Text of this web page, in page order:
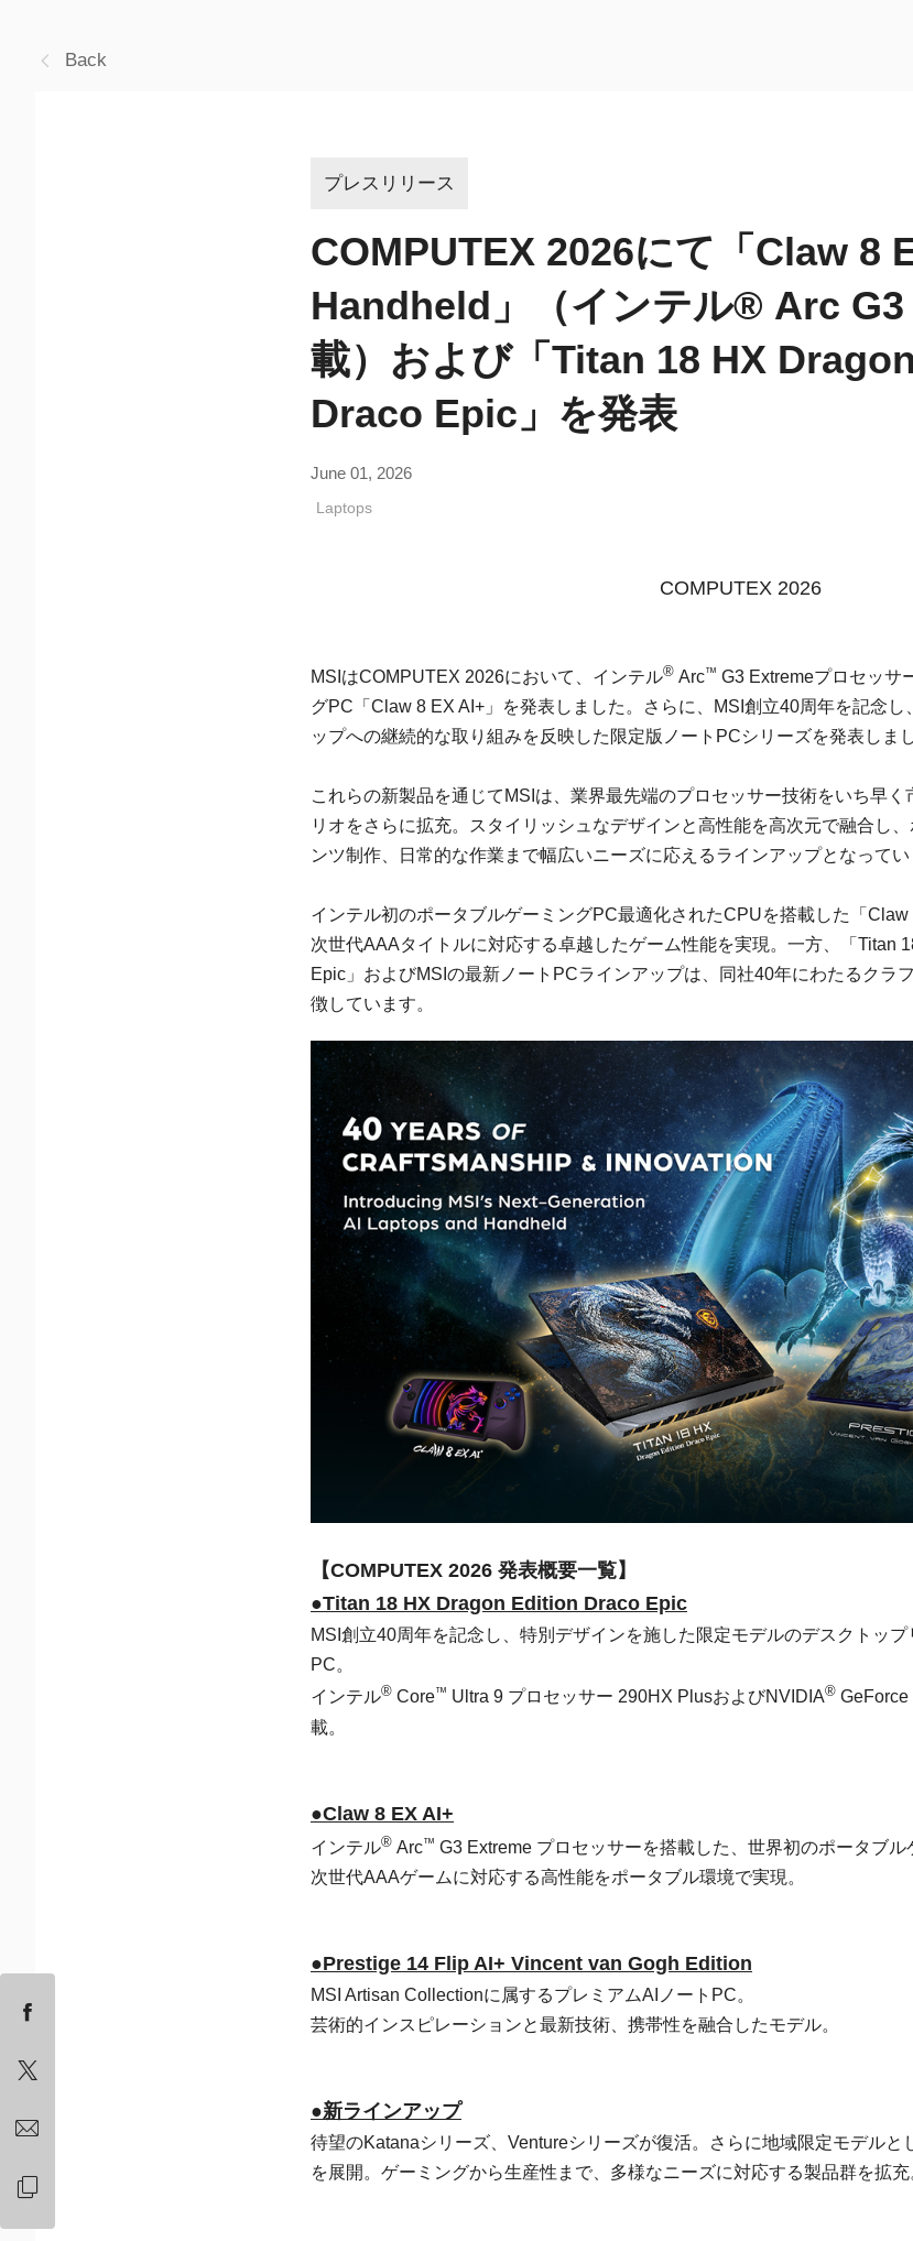
Back
プレスリリース
COMPUTEX 2026にて「Claw 8
Handheld」（インテル® Arc
載）および「Titan 18 HX
Draco Epic」を発表
June 01, 2026
Laptops
COMPUTEX 2026
MSIはCOMPUTEX 2026において、インテル® Arc™ G3 Extremeプロセッサ
グPC「Claw 8 EX AI+」を発表しました。さらに、MSI創立40周年を記念
ップへの継続的な取り組みを反映した限定版ノートPCシリーズを発表しまし
これらの新製品を通じてMSIは、業界最先端のプロセッサー技術をいち早
リオをさらに拡充。スタイリッシュなデザインと高性能を高次元で融合し
ンツ制作、日常的な作業まで幅広いニーズに応えるラインアップとなってい
インテル初のポータブルゲーミングPC最適化されたCPUを搭載した「
次世代AAAタイトルに対応する卓越したゲーム性能を実現。一方、「Titan
Epic」およびMSIの最新ノートPCラインアップは、同社40年にわたるクラ
徴しています。
【COMPUTEX 2026 発表概要一覧】
●Titan 18 HX Dragon Edition Draco Epic
MSI創立40周年を記念し、特別デザインを施した限定モデルのデスクトッ
PC。
インテル® Core™ Ultra 9 プロセッサー 290HX PlusおよびNVIDIA® GeForce
載。
●Claw 8 EX AI+
インテル® Arc™ G3 Extreme プロセッサーを搭載した、世界初のポータブル
次世代AAAゲームに対応する高性能をポータブル環境で実現。
●Prestige 14 Flip AI+ Vincent van Gogh Edition
MSI Artisan Collectionに属するプレミアムAIノートPC。
芸術的インスピレーションと最新技術、携帯性を融合したモデル。
●新ラインアップ
待望のKatanaシリーズ、Ventureシリーズが復活。さらに地域限定モデルと
を展開。ゲーミングから生産性まで、多様なニーズに対応する製品群を拡充